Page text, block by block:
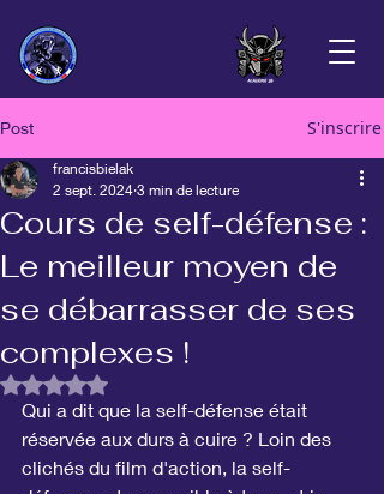
Post S'inscrire
Cours de self-défense :
Le meilleur moyen de
se débarrasser de ses
complexes !
francisbielak
2 sept. 2024 3 min de lecture
Noté NaN étoiles sur 5.
Qui a dit que la self-défense était
réservée aux durs à cuire ? Loin des
clichés du film d'action, la self-